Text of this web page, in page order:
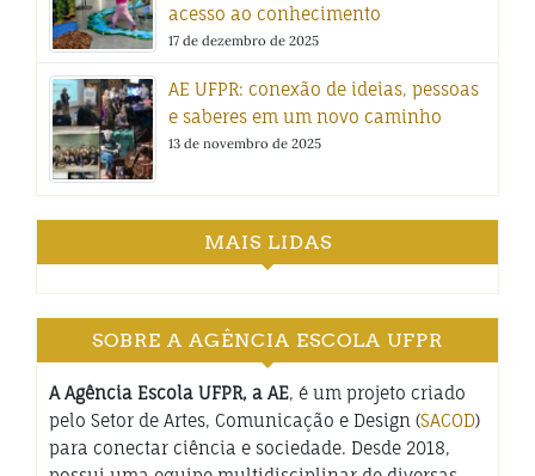
acesso ao conhecimento
17 de dezembro de 2025
AE UFPR: conexão de ideias, pessoas
e saberes em um novo caminho
13 de novembro de 2025
MAIS LIDAS
SOBRE A AGÊNCIA ESCOLA UFPR
A Agência Escola UFPR, a AE, é um projeto criado
pelo Setor de Artes, Comunicação e Design (SACOD)
para conectar ciência e sociedade. Desde 2018,